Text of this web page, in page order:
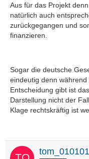
Aus für das Projekt
natürlich auch
zurückgegangen und
finanzieren.
Sogar die deutsche
eindeutig denn
Entscheidung gibt ist
Darstellung nicht der
Klage rechtskräftig ist
tom_010101